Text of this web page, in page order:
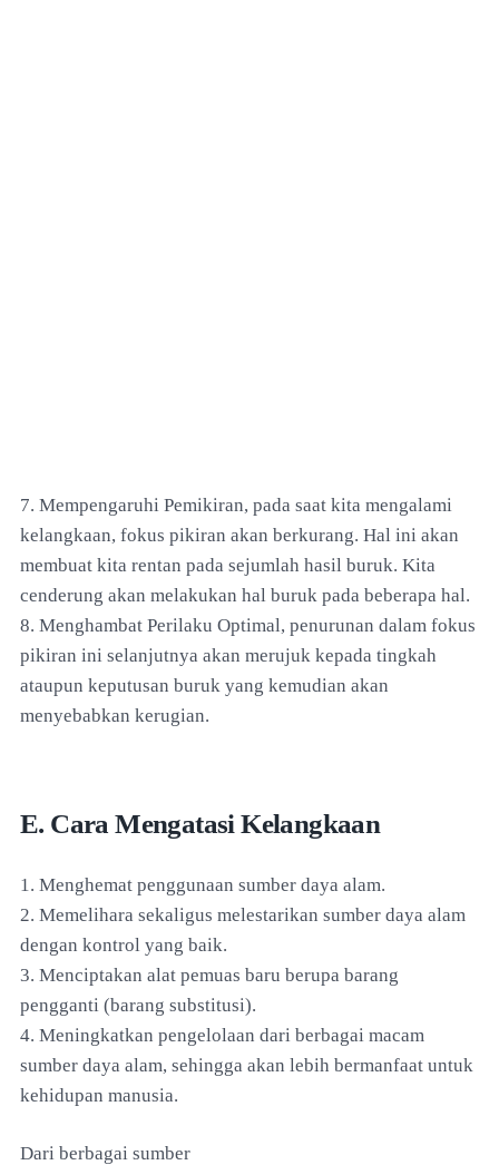
7. Mempengaruhi Pemikiran, pada saat kita mengalami
kelangkaan, fokus pikiran akan berkurang. Hal ini akan
membuat kita rentan pada sejumlah hasil buruk. Kita
cenderung akan melakukan hal buruk pada beberapa hal.
8. Menghambat Perilaku Optimal, penurunan dalam fokus
pikiran ini selanjutnya akan merujuk kepada tingkah
ataupun keputusan buruk yang kemudian akan
menyebabkan kerugian.
E. Cara Mengatasi Kelangkaan
1. Menghemat penggunaan sumber daya alam.
2. Memelihara sekaligus melestarikan sumber daya alam
dengan kontrol yang baik.
3. Menciptakan alat pemuas baru berupa barang
pengganti (barang substitusi).
4. Meningkatkan pengelolaan dari berbagai macam
sumber daya alam, sehingga akan lebih bermanfaat untuk
kehidupan manusia.
Dari berbagai sumber